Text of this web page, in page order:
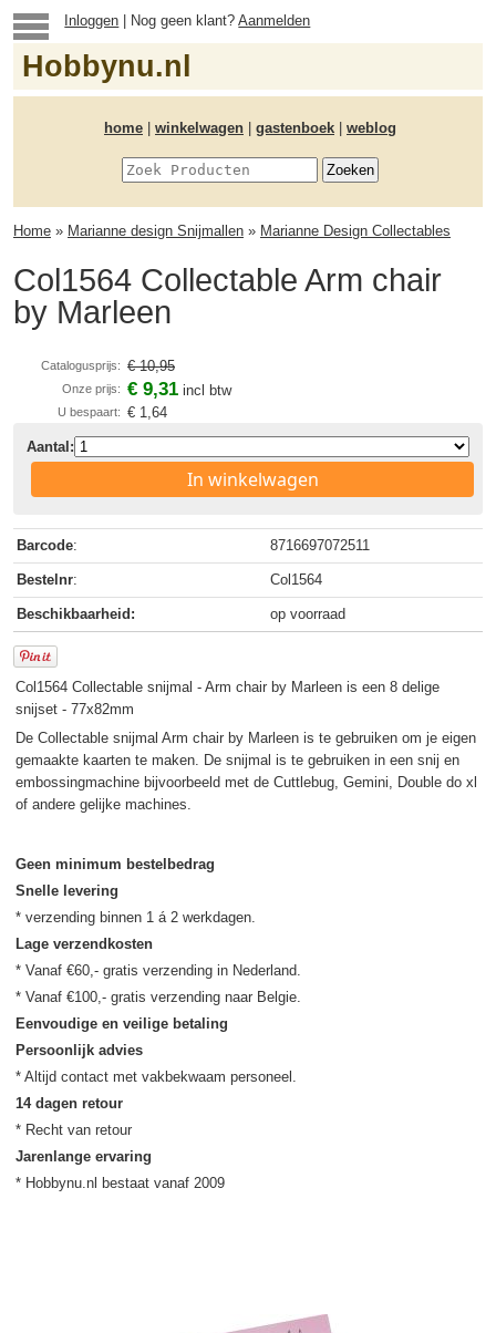
Inloggen | Nog geen klant?Aanmelden
Hobbynu.nl
home winkelwagen gastenboek weblog
Home » Marianne design Snijmallen » Marianne Design Collectables
Col1564 Collectable Arm chair
by Marleen
Catalogusprijs: € 10,95
Onze prijs: € 9,31 incl btw
U bespaart: € 1,64
Aantal:
In winkelwagen
Barcode: 8716697072511
Bestelnr: Col1564
Beschikbaarheid: op voorraad
Col1564 Collectable snijmal - Arm chair by Marleen is een 8 delige
snijset - 77x82mm
De Collectable snijmal Arm chair by Marleen is te gebruiken om je eigen
gemaakte kaarten te maken. De snijmal is te gebruiken in een snij en
embossingmachine bijvoorbeeld met de Cuttlebug, Gemini, Double do xl
of andere gelijke machines.
Geen minimum bestelbedrag
Snelle levering
Lage verzendkosten
* Vanaf €60,- gratis verzending in Nederland.
Eenvoudige en veilige betaling
Persoonlijk advies
14 dagen retour
Jarenlange ervaring
* Hobbynu.nl bestaat vanaf 2009